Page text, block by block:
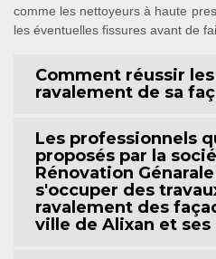
comme les nettoyeurs à haute
les éventuelles fissures avant de
Comment réussir
ravalement de sa
Les professionnels
proposés par la
Rénovation
s'occuper des
ravalement des
ville de Alixan et ses